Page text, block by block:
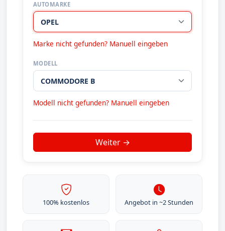
AUTOMARKE
Marke nicht gefunden? Manuell eingeben
MODELL
Modell nicht gefunden? Manuell eingeben
100% kostenlos Angebot in ~2 Stunden